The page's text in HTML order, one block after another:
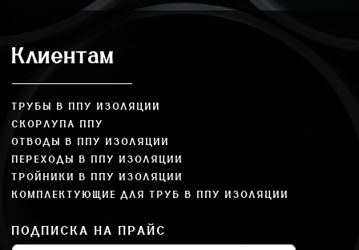
Клиентам
ТРУБЫ В ППУ ИЗОЛЯЦИИ
СКОРЛУПА ППУ
ОТВОДЫ В ППУ ИЗОЛЯЦИИ
ПЕРЕХОДЫ В ППУ ИЗОЛЯЦИИ
ТРОЙНИКИ В ППУ ИЗОЛЯЦИИ
КОМПЛЕКТУЮЩИЕ ДЛЯ ТРУБ В ППУ ИЗОЛЯЦИИ
ПОДПИСКА НА ПРАЙС